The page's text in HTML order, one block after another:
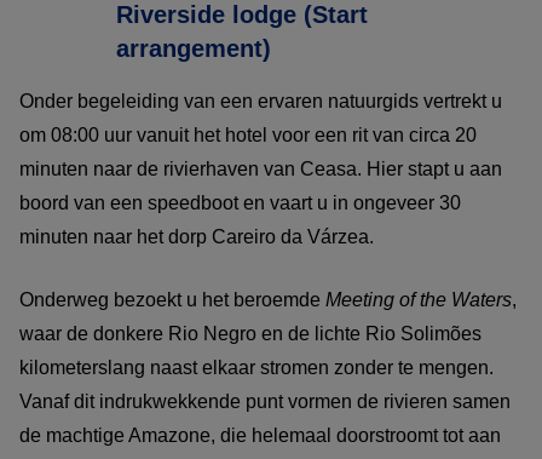
Riverside lodge (Start
arrangement)
Onder begeleiding van een ervaren natuurgids vertrekt u
om 08:00 uur vanuit het hotel voor een rit van circa 20
minuten naar de rivierhaven van Ceasa. Hier stapt u aan
boord van een speedboot en vaart u in ongeveer 30
minuten naar het dorp Careiro da Várzea.
Onderweg bezoekt u het beroemde Meeting of the Waters,
waar de donkere Rio Negro en de lichte Rio Solimões
kilometerslang naast elkaar stromen zonder te mengen.
Vanaf dit indrukwekkende punt vormen de rivieren samen
de machtige Amazone, die helemaal doorstroomt tot aan